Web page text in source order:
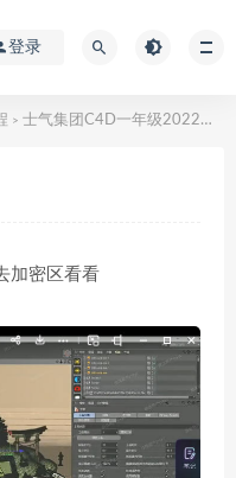
登录
> 士气集团C4D一年级2022年6月
加密区看看